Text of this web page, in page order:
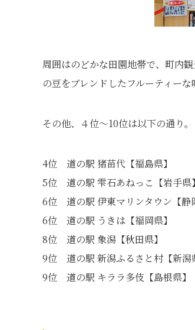
周囲はのどかな田園地帯で、町内
の豆をブレンドしたフルーティー
その他、４位～10位は以下の通り。
4位 道の駅 猪苗代【福島県】
5位 道の駅 雫石あねっこ【岩手県】
6位 道の駅 伊東マリンタウン【静
6位 道の駅 うきは【福岡県】
8位 道の駅 象潟【秋田県】
9位 道の駅 新潟ふるさと村【新潟
9位 道の駅 キララ多伎【島根県】